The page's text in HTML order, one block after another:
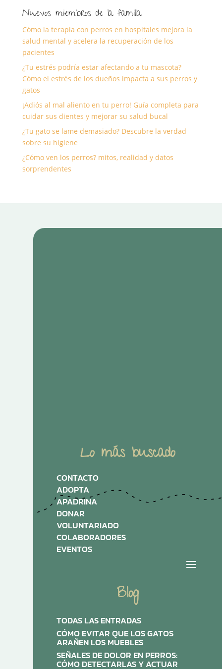
Nuevos miembros de la familia
Cómo la terapia con perros en hospitales mejora la
salud mental y acelera la recuperación de los
pacientes
¿Tu estrés podría estar afectando a tu mascota?
Cómo el estrés de los dueños impacta a sus perros y
gatos
¡Adiós al mal aliento en tu perro! Guía completa para
cuidar sus dientes y mejorar su salud bucal
¿Tu gato se lame demasiado? Descubre la verdad
sobre su higiene
¿Cómo ven los perros? mitos, realidad y datos
sorprendentes
Lo más buscado
CONTACTO
ADOPTA
APADRINA
DONAR
VOLUNTARIADO
COLABORADORES
EVENTOS
Blog
TODAS LAS ENTRADAS
CÓMO EVITAR QUE LOS GATOS
ARAÑEN LOS MUEBLES
SEÑALES DE DOLOR EN PERROS:
CÓMO DETECTARLAS Y ACTUAR